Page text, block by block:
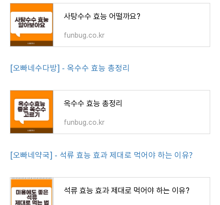
사탕수수 효능 어떨까요?
funbug.co.kr
[오빠네수다방] - 옥수수 효능 총정리
옥수수 효능 총정리
funbug.co.kr
[오빠네약국] - 석류 효능 효과 제대로 먹어야 하는 이유?
석류 효능 효과 제대로 먹어야 하는 이유?